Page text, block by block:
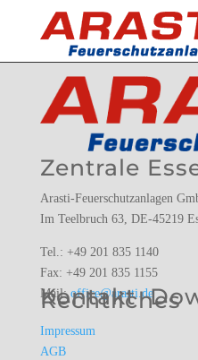
Zentrale
Arasti-Feuerschutzanlagen
Im Teelbruch 63, DE-45219
Tel.: +49 201 835 1140
Fax: +49 201 835 1155
Mail:office@arasti.de
Kontakt
Rechtliches
Impressum
AGB